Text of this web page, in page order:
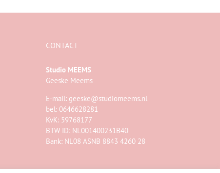
CONTACT
Studio MEEMS
Geeske Meems
E-mail: geeske@studiomeems.nl
bel: 0646628281
KvK: 59768177
BTW ID: NL001400231B40
Bank: NL08 ASNB 8843 4260 28